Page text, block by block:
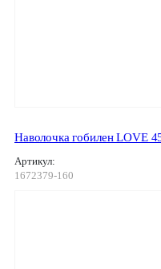
Наволочка гобилен LOVE
Артикул:
1672379-160